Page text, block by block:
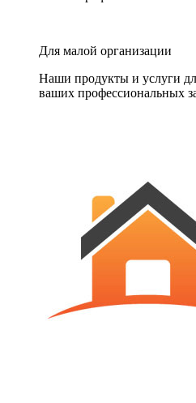
Для малой организации
Наши продукты и услуги
ваших профессиональных